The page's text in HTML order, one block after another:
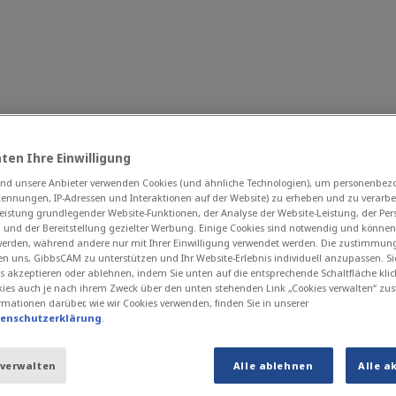
der Seite und der länderspezifischen
der Website erhalten bleiben, müssen
Ihre Einwilligung
unsere Anbieter verwenden Cookies (und ähnliche Technologien), um
IP-Adressen und Interaktionen auf der Website) zu erheben und zu
grundlegender Website-Funktionen, der Analyse der Website-Leistung, der
der Bereitstellung gezielter Werbung. Einige Cookies sind notwendig und
während andere nur mit Ihrer Einwilligung verwendet werden. Die
uns, GibbsCAM zu unterstützen und Ihr Website-Erlebnis individuell anzupassen.
akzeptieren oder ablehnen, indem Sie unten auf die entsprechende Schaltfläche
auch je nach ihrem Zweck über den unten stehenden Link „Cookies verwalten“
darüber, wie wir Cookies verwenden, finden Sie in unserer
Alle ablehnen Alle